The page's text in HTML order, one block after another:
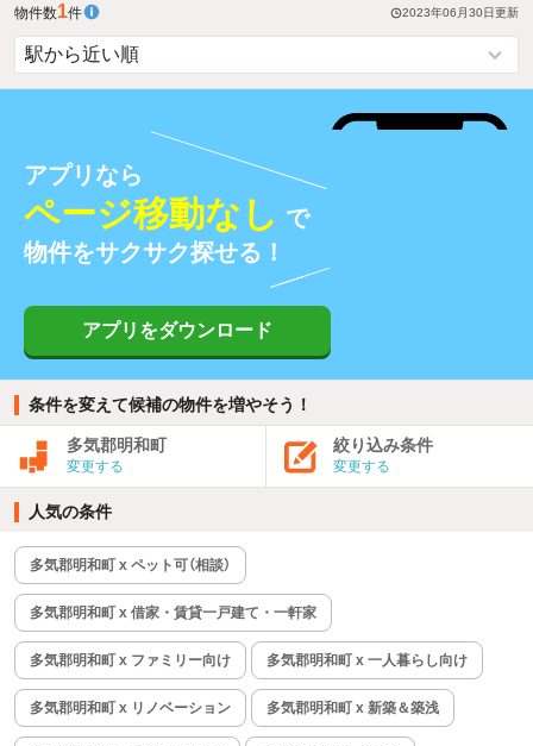
物件数1件 2023年06月30日更新
アプリなら
ページ移動なし で
物件をサクサク探せる！
アプリをダウンロード
条件を変えて候補の物件を増やそう！
多気郡明和町
変更する
絞り込み条件
変更する
人気の条件
多気郡明和町 x ペット可（相談）
多気郡明和町 x 借家・賃貸一戸建て・一軒家
多気郡明和町 x ファミリー向け 多気郡明和町 x 一人暮らし向け
多気郡明和町 x リノベーション 多気郡明和町 x 新築＆築浅